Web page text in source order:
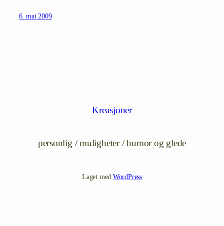
6. mai 2009
Kreasjoner
personlig / muligheter / humor og glede
Laget med WordPress